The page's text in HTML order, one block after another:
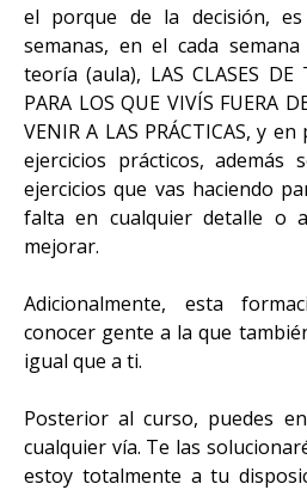
el porque de la decisión,
semanas, en el cada
teoría (aula), LAS CLASES DE
PARA LOS QUE VIVÍS FUERA
VENIR A LAS PRÁCTICAS, y
ejercicios prácticos, además
ejercicios que vas haciendo
falta en cualquier detalle o
mejorar.
Adicionalmente, esta
conocer gente a la que
igual que a ti.
Posterior al curso, puedes
cualquier vía. Te las
estoy totalmente a tu